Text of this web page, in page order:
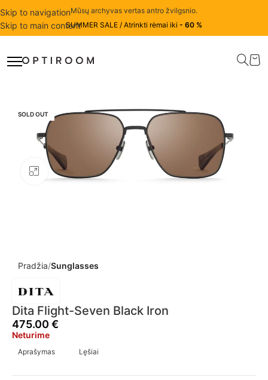
Skip to navigation
Skip to main content
Mūsų archyvas vertas antro žvilgsnio.
SUMMER SALE / Atrinkti rėmai iki - 60 %
SOLD OUT
Click to enlarge
Pradžia Sunglasses
Dita Flight-Seven Black Iron
475.00 €
Neturime
Aprašymas Lęšiai